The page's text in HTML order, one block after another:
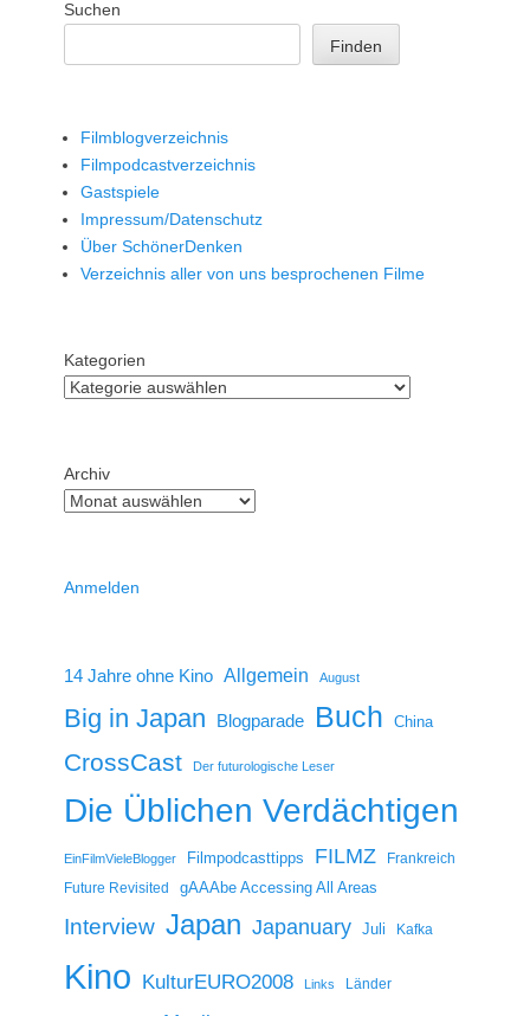
Suchen
Finden
Filmblogverzeichnis
Filmpodcastverzeichnis
Gastspiele
Impressum/Datenschutz
Über SchönerDenken
Verzeichnis aller von uns besprochenen Filme
Kategorien
Archiv
Anmelden
14 Jahre ohne Kino Allgemein August
Big in Japan Blogparade Buch China
CrossCast Der futurologische Leser
Die Üblichen Verdächtigen
EinFilmVieleBlogger Filmpodcasttipps FILMZ
Frankreich
Future Revisited
gAAAbe Accessing All Areas
Interview Japan Japanuary Juli Kafka
Kino KulturEURO2008 Links Länder